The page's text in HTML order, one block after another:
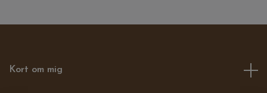
Kort om mig